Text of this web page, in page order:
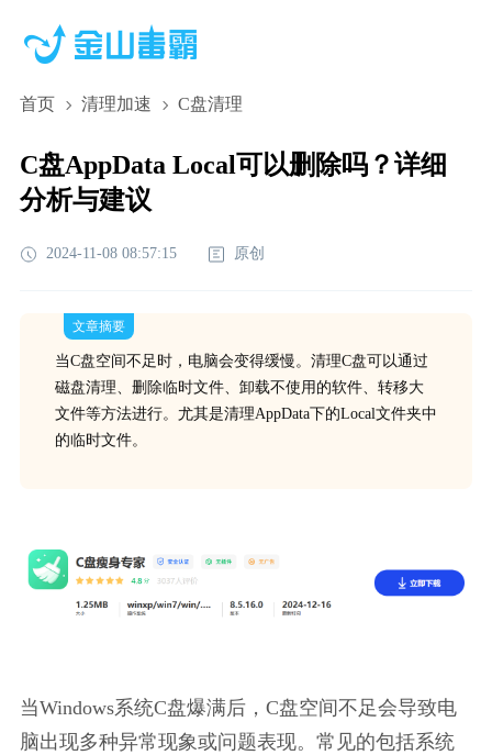
首页 清理加速 C盘清理
C盘AppData Local可以删除吗？详细
分析与建议
2024-11-08 08:57:15 原创
文章摘要
当C盘空间不足时，电脑会变得缓慢。清理C盘可以通过
磁盘清理、删除临时文件、卸载不使用的软件、转移大
文件等方法进行。尤其是清理AppData下的Local文件夹中
的临时文件。
当Windows系统C盘爆满后，C盘空间不足会导致电
脑出现多种异常现象或问题表现。常见的包括系统